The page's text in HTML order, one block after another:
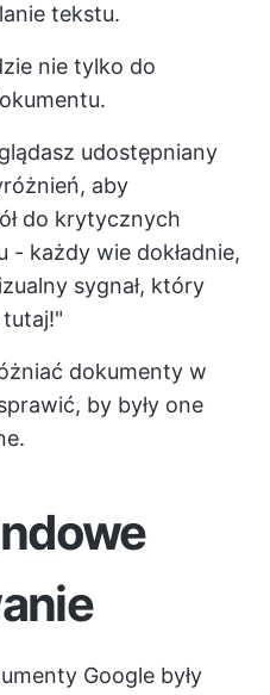
tekstu.
nie tylko do
udostępniany
aby
do krytycznych
każdy wie dokładnie,
sygnał, który
dokumenty w
by były one
Google były